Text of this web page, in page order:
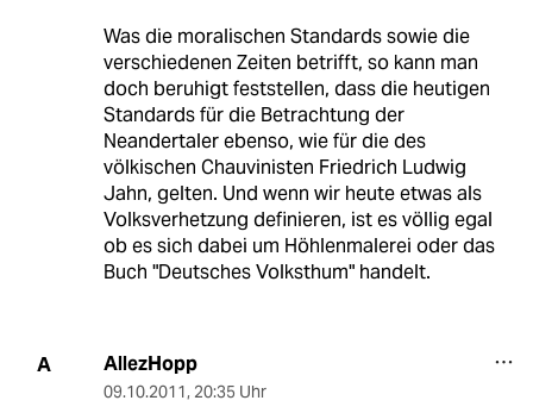
Was die moralischen Standards sowie die
verschiedenen Zeiten betrifft, so kann man
doch beruhigt feststellen, dass die heutigen
Standards für die Betrachtung der
Neandertaler ebenso, wie für die des
völkischen Chauvinisten Friedrich Ludwig
Jahn, gelten. Und wenn wir heute etwas als
Volksverhetzung definieren, ist es völlig egal
ob es sich dabei um Höhlenmalerei oder das
Buch "Deutsches Volksthum" handelt.
A AllezHopp
09.10.2011, 20:35 Uhr